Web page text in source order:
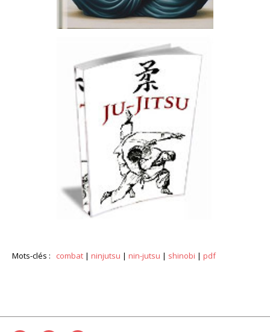
Mots-clés : combat | ninjutsu | nin-jutsu | shinobi | pdf